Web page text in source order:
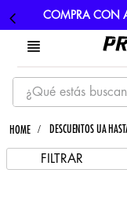
COMPRA CON
¿Qué estás buscando?
TÉRMINOS MÁS BUSCADOS
1. tenis
DESCUENTOS UA
FILTRAR